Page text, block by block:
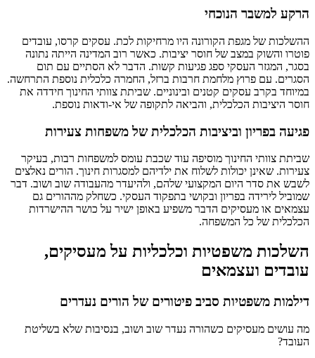
הרקע למשבר הנוכחי
ההשלכות של מגפת הקורונה היו מרחיקות לכת. עסקים קרסו, עובדים
פוטרו והשוק במצב של חוסר יציבות. כאשר רוב המדינה הייתה נתונה
בסגר, המגזר העסקי ספג פגיעות קשות. הדבר לא הסתיים עם תום
הסגרים. עם פרוץ מלחמת חרבות ברזל, החמרה כלכלית נוספת התרחשה.
במיוחד בקרב עסקים קטנים ובינוניים. שביתת צוותי החינוך חידדה את
חוסר היציבות הכלכלית, והביאה לתקופה של אי-ודאות נוספת.
פגיעה בפריון וביציבות הכלכלית של משפחות צעירות
שביתת צוותי החינוך מוסיפה עוד שכבת עומס למשפחות רבות, בעיקר
צעירות. שאינן יכולות לשלוח את ילדיהם למסגרות חינוך. הורים נאלצים
לשבש את סדר היום המקצועי שלהם, ולהיעדר מהעבודה שוב ושוב. דבר
שמוביל לירידה בפריון ובקושי בתפקוד העסקי. כשחלק מההורים גם
עצמאים או מעסיקים הדבר משפיע באופן ישיר על כושר ההישרדות
הכלכלית של כל המשפחה.
השלכות משפטיות וכלכליות על מעסיקים,
עובדים ועצמאים
דילמות משפטיות סביב פיטורים של הורים נעדרים
מה עושים מעסיקים כשהורה נעדר שוב ושוב, בנסיבות שלא בשליטת
העובד?